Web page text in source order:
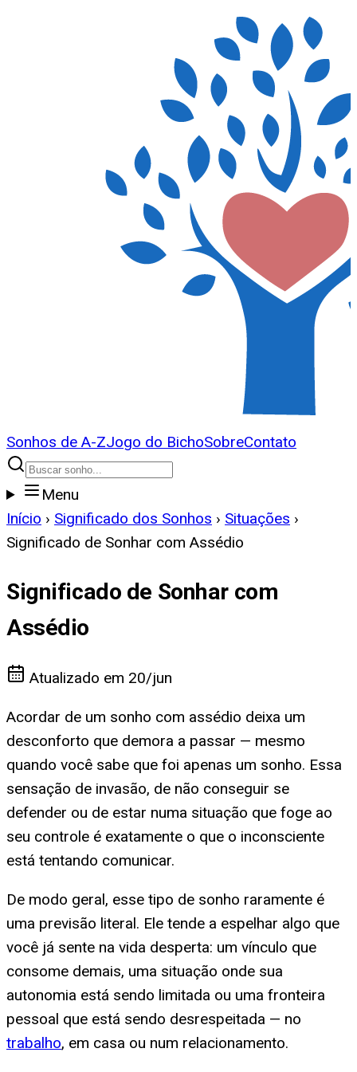
Sonhos de A-ZJogo do BichoSobreContato
Menu
Início › Significado dos Sonhos › Situações ›
Significado de Sonhar com Assédio
Significado de Sonhar com
Assédio
Atualizado em 20/jun
Acordar de um sonho com assédio deixa um
desconforto que demora a passar — mesmo
quando você sabe que foi apenas um sonho. Essa
sensação de invasão, de não conseguir se
defender ou de estar numa situação que foge ao
seu controle é exatamente o que o inconsciente
está tentando comunicar.
De modo geral, esse tipo de sonho raramente é
uma previsão literal. Ele tende a espelhar algo que
você já sente na vida desperta: um vínculo que
consome demais, uma situação onde sua
autonomia está sendo limitada ou uma fronteira
pessoal que está sendo desrespeitada — no
trabalho, em casa ou num relacionamento.